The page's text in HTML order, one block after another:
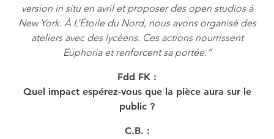
version in situ en avril et proposer des open studios à
New York. À L’Étoile du Nord, nous avons organisé des
ateliers avec des lycéens. Ces actions nourrissent
Euphoria et renforcent sa portée.”
Fdd FK :
Quel impact espérez-vous que la pièce aura sur le
public ?
C.B. :